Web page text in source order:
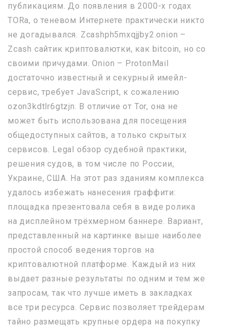
публикациям. До появления в 2000-х годах
TORа, о теневом Интернете практически никто
не догадывался. Zcashph5mxqjjby2.onion –
Zcash сайтик криптовалютки, как bitcoin, но со
своими причудами. Onion – ProtonMail
достаточно известный и секурный имейл-
сервис, требует JavaScript, к сожалению
ozon3kdtlr6gtzjn. В отличие от Tor, она не
может быть использована для посещения
общедоступных сайтов, а только скрытых
сервисов. Legal обзор судебной практики,
решения судов, в том числе по России,
Украине, США. На этот раз зданиям комплекса
удалось избежать нанесения граффити:
площадка презентовала себя в виде ролика
на дисплейном трёхмерном баннере. Вариант,
представленный на картинке выше наиболее
простой способ ведения торгов на
криптовалютной платформе. Каждый из них
выдает разные результаты по одним и тем же
запросам, так что лучше иметь в закладках
все три ресурса. Сервис позволяет трейдерам
тайно размещать крупные ордера на покупку